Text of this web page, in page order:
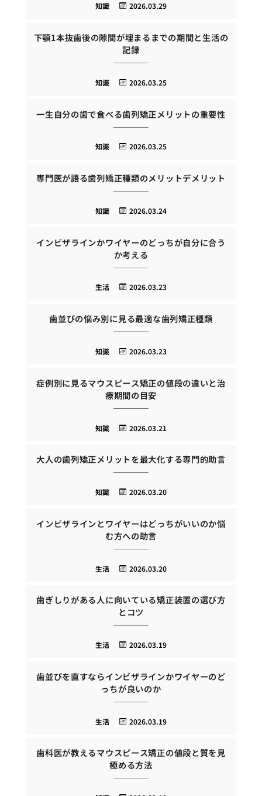
2026.03.29
知識
下顎1本抜歯後の隙間が埋まるまでの期間と生活の
記録
2026.03.25
知識
一生自分の歯で食べる歯列矯正メリットの重要性
2026.03.25
知識
専門医が語る歯列矯正種類のメリットデメリット
2026.03.24
知識
インビザラインかワイヤーのどっちが自分に合う
か考える
2026.03.23
生活
歯並びの悩み別に見る最適な歯列矯正種類
2026.03.23
知識
症例別に見るマウスピース矯正の値段の違いと治
療期間の目安
2026.03.21
知識
大人の歯列矯正メリットを最大化する専門的助言
2026.03.20
知識
インビザラインとワイヤーはどっちがいいのか悩
む方への助言
2026.03.20
生活
歯ぎしりがある人に向いている矯正装置の選び方
とコツ
2026.03.19
生活
歯並びを直すならインビザラインかワイヤーのど
っちが良いのか
2026.03.19
生活
歯科医が教えるマウスピース矯正の値段と質を見
極める方法